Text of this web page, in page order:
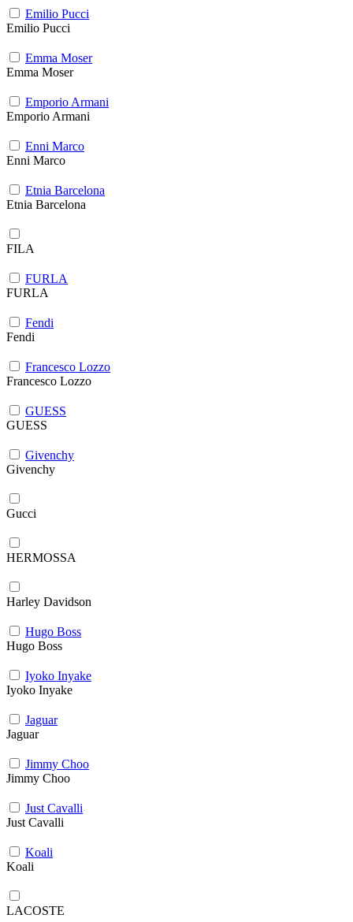
Emilio Pucci
Emilio Pucci
Emma Moser
Emma Moser
Emporio Armani
Emporio Armani
Enni Marco
Enni Marco
Etnia Barcelona
Etnia Barcelona
FILA
FURLA
FURLA
Fendi
Fendi
Francesco Lozzo
Francesco Lozzo
GUESS
GUESS
Givenchy
Givenchy
Gucci
HERMOSSA
Harley Davidson
Hugo Boss
Hugo Boss
Iyoko Inyake
Iyoko Inyake
Jaguar
Jaguar
Jimmy Choo
Jimmy Choo
Just Cavalli
Just Cavalli
Koali
Koali
LACOSTE